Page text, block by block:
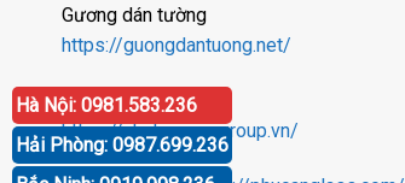
Gương dán tường
https://guongdantuong.net/
Nhất Nguyên Group
https://nhatnguyengroup.vn/
Hà Nội: 0981.583.236
Hải Phòng: 0987.699.236